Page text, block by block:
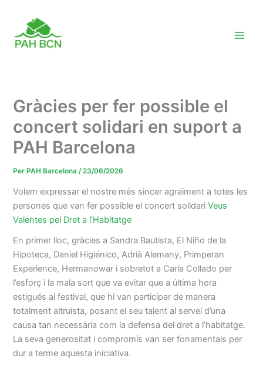
contingut
Gràcies per fer possible el
concert solidari en suport a
PAH Barcelona
Per PAH Barcelona/23/06/2026
Volem expressar el nostre més sincer agraïment a totes les
persones que van fer possible el concert solidariVeus
Valentes pel Dret a l’Habitatge
En primer lloc, gràcies a Sandra Bautista, El Niño de la
Hipoteca, Daniel Higiénico, Adrià Alemany, Primperan
Experience, Hermanowar i sobretot a Carla Collado per
l’esforç i la mala sort que va evitar que a última hora
estigués al festival, que hi van participar de manera
totalment altruista, posant el seu talent al servei d’una
causa tan necessària com la defensa del dret a l’habitatge.
La seva generositat i compromís van ser fonamentals per
dur a terme aquesta iniciativa.